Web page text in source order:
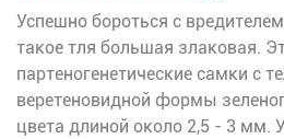
Успешно бороться с
такое тля большая злаковая.
партеногенетические самки с
веретеновидной формы
цвета длиной около 2,5 - 3 мм.